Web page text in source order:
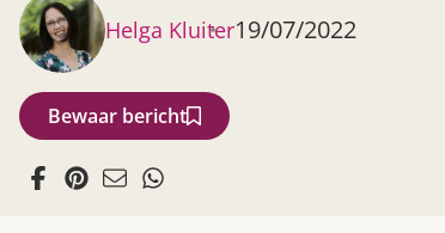
Helga Kluiter19/07/2022
Bewaar bericht